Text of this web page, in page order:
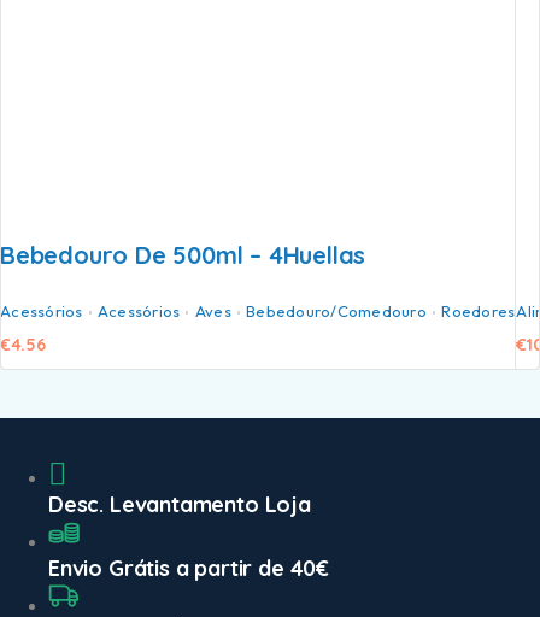
Bebedouro De 500ml – 4Huellas
Acessórios Acessórios Aves Bebedouro/Comedouro Roedores
€4.56 €
Desc. Levantamento Loja
Envio Grátis a partir de 40€